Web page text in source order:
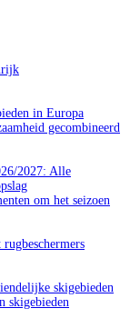
in Europa
gecombineerd
2027: Alle
om het seizoen
skigebieden
skigebieden